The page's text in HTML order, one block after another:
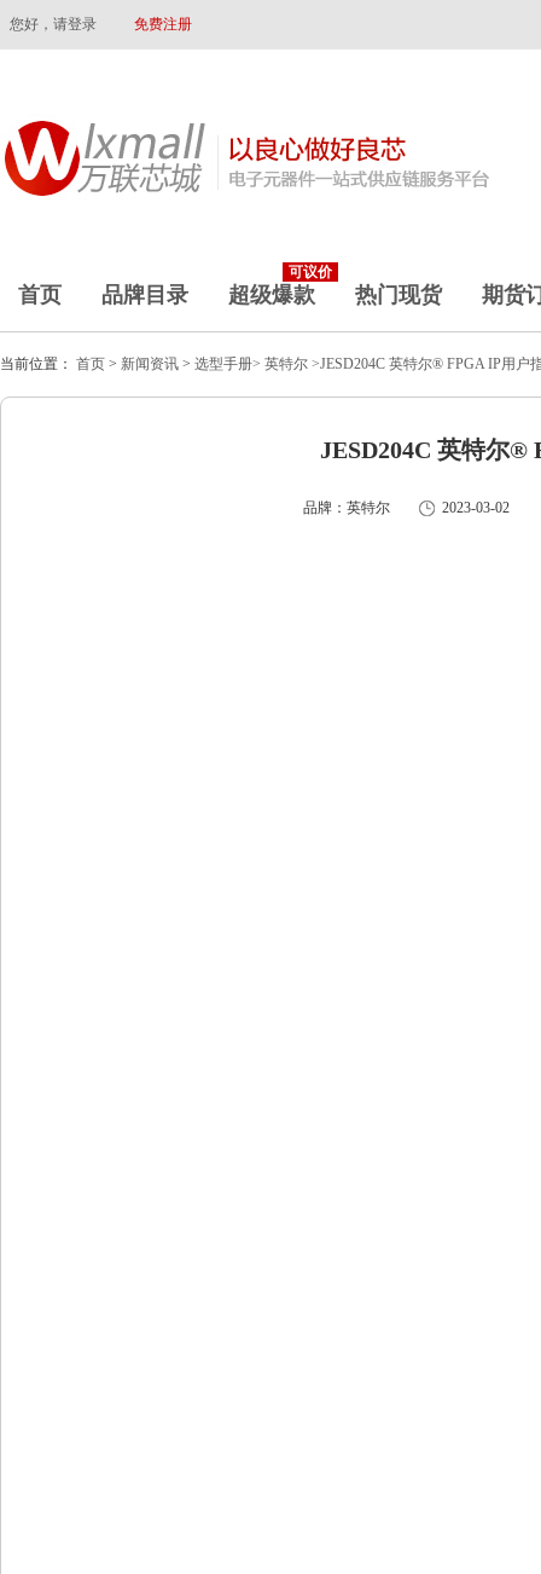
您好，请登录 免费注册
首页 品牌目录
可议价
超级爆款 热门现货 期货
当前位置： 首页 > 新闻资讯 > 选型手册> 英特尔 >JESD204C 英特尔® FPGA IP用户
JESD204C 英特尔®
品牌：英特尔 2023-03-02